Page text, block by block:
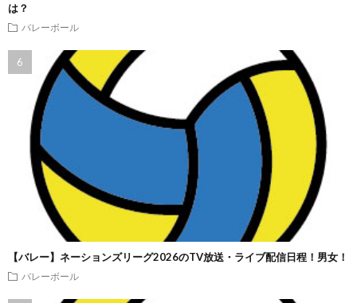
は？
バレーボール
【バレー】ネーションズリーグ2026のTV放送・ライブ配信日程！男女！
バレーボール